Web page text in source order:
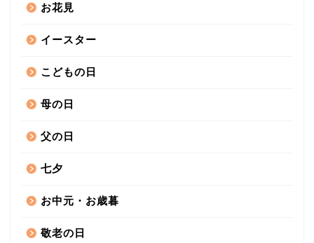
お花見
イースター
こどもの日
母の日
父の日
七夕
お中元・お歳暮
敬老の日